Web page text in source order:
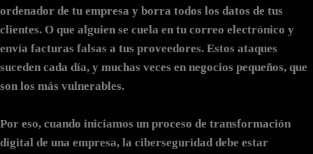
ordenador de tu empresa y borra todos los datos de tus
clientes. O que alguien se cuela en tu correo electrónico y
envía facturas falsas a tus proveedores. Estos ataques
suceden cada día, y muchas veces en negocios pequeños, que
son los más vulnerables.
Por eso, cuando iniciamos un proceso de transformación
digital de una empresa, la ciberseguridad debe estar